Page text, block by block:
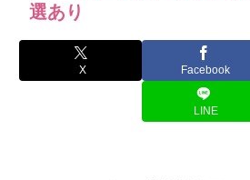
選あり
X Facebook
LINE